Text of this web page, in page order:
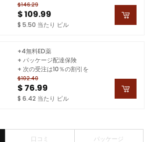
$146.29
$ 109.99
$ 5.50 当たり ピル
$102.40
$ 76.99
$ 6.42 当たり ピル
+4無料ED薬
+ パッケージ配達保険
+ 次の受注は10％の割引を
口コミ パッケージ